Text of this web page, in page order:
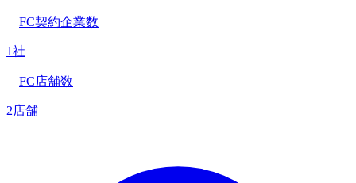
FC契約企業数
1社
FC店舗数
2店舗